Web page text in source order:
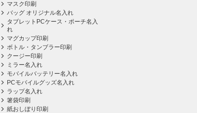
マスク印刷
バッグ オリジナル名入れ
タブレットPCケース・ポーチ名入
れ
マグカップ印刷
ボトル・タンブラー印刷
クージー印刷
ミラー名入れ
モバイルバッテリー名入れ
PCモバイルグッズ名入れ
ラップ名入れ
箸袋印刷
紙おしぼり印刷